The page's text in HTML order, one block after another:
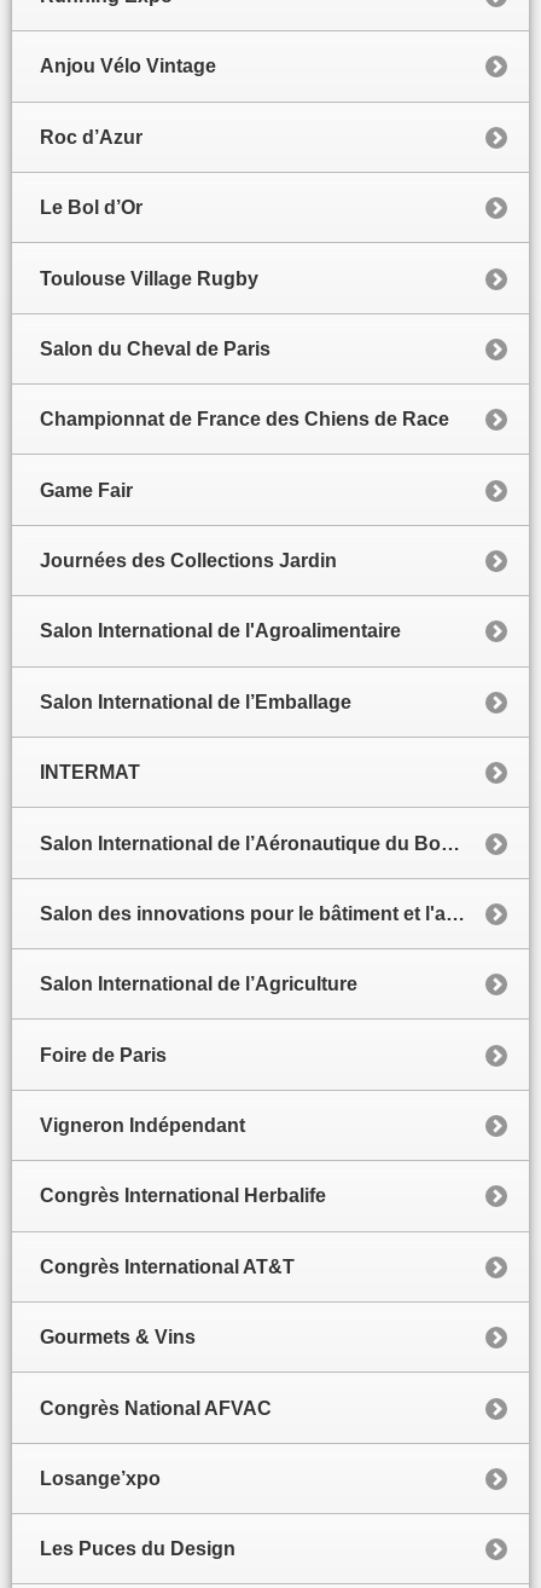
Anjou Vélo Vintage
Roc d’Azur
Le Bol d’Or
Toulouse Village Rugby
Salon du Cheval de Paris
Championnat de France des Chiens de Race
Game Fair
Journées des Collections Jardin
Salon International de l'Agroalimentaire
Salon International de l’Emballage
INTERMAT
Salon International de l’Aéronautique du Bourget
Salon des innovations pour le bâtiment et l'architecture
Salon International de l’Agriculture
Foire de Paris
Vigneron Indépendant
Congrès International Herbalife
Congrès International AT&T
Gourmets & Vins
Congrès National AFVAC
Losange’xpo
Les Puces du Design